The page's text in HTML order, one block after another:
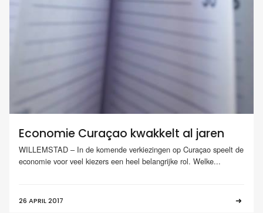
Economie Curaçao kwakkelt al jaren
WILLEMSTAD – In de komende verkiezingen op Curaçao speelt de
economie voor veel kiezers een heel belangrijke rol. Welke...
26 APRIL 2017